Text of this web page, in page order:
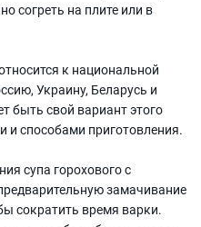
согреть на плите или в
к национальной
Украину, Беларусь и
быть свой вариант этого
способами приготовления.
супа горохового с
замачивание
сократить время варки.